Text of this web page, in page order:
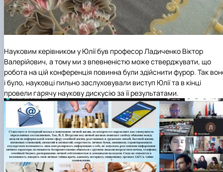
Науковим керівником у Юлії був професор Ладиченко Віктор
Валерійович, а тому ми з впевненістю може стверджувати, що
робота на цій конференція повинна були здійснити фурор. Так
і було, науковці пильно заслуховували виступ Юлії та в кінці
провели гарячу наукову дискусію за її результатами.